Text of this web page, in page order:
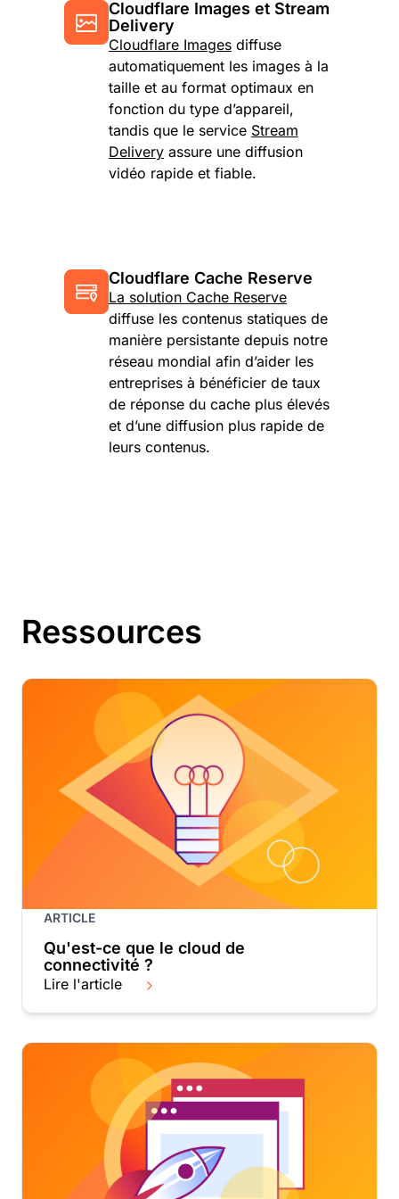
Cloudflare Images et Stream
Delivery
Cloudflare Images diffuse
automatiquement les images à la
taille et au format optimaux en
fonction du type d’appareil,
tandis que le service Stream
Delivery assure une diffusion
vidéo rapide et fiable.
Cloudflare Cache Reserve
La solution Cache Reserve
diffuse les contenus statiques de
manière persistante depuis notre
réseau mondial afin d’aider les
entreprises à bénéficier de taux
de réponse du cache plus élevés
et d’une diffusion plus rapide de
leurs contenus.
Ressources
ARTICLE
Qu'est-ce que le cloud de
connectivité ?
Lire l'article